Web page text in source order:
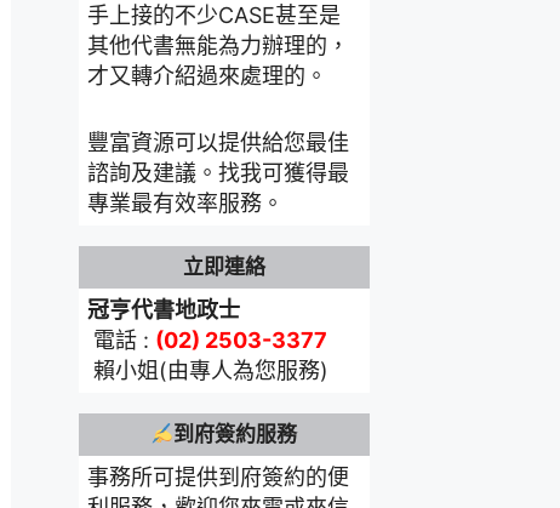
手上接的不少CASE甚至是
其他代書無能為力辦理的，
才又轉介紹過來處理的。
豐富資源可以提供給您最佳
諮詢及建議。找我可獲得最
專業最有效率服務。
立即連絡
冠亨代書地政士
電話 : (02) 2503-3377
賴小姐(由專人為您服務)
到府簽約服務
事務所可提供到府簽約的便